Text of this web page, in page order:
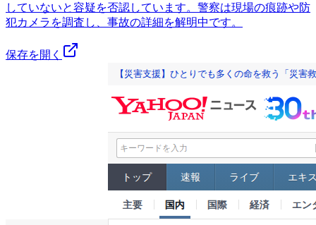
していないと容疑を否認しています。警察は現場の痕跡や防
犯カメラを調査し、事故の詳細を解明中です。
保存を開く